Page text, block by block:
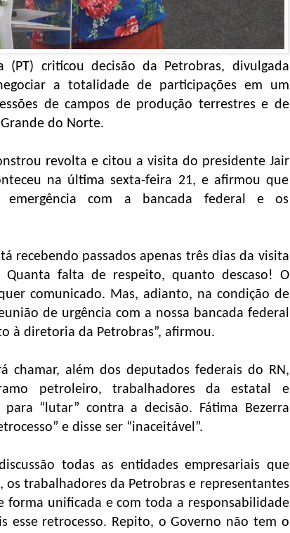
(PT) criticou decisão da Petrobras, divulgada
a totalidade de participações em um
de campos de produção terrestres e de
do Norte.
revolta e citou a visita do presidente Jair
na última sexta-feira 21, e afirmou que
emergência com a bancada federal e os
recebendo passados apenas três dias da visita
falta de respeito, quanto descaso! O
comunicado. Mas, adianto, na condição de
de urgência com a nossa bancada federal
à diretoria da Petrobras”, afirmou.
chamar, além dos deputados federais do RN,
petroleiro, trabalhadores da estatal e
para “lutar” contra a decisão. Fátima Bezerra
e disse ser “inaceitável”.
todas as entidades empresariais que
trabalhadores da Petrobras e representantes
forma unificada e com toda a responsabilidade
esse retrocesso. Repito, o Governo não tem o